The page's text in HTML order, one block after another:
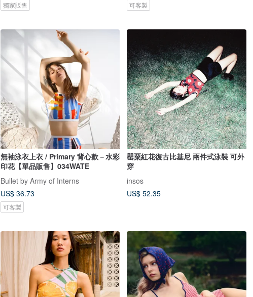
獨家販售 可客製
無袖泳衣上衣 / Primary 背心款－水彩
印花【單品販售】034WATE
Bullet by Army of Interns
US$ 36.73
可客製
罌粟紅花復古比基尼 兩件式泳裝 可外
穿
insos
US$ 52.35